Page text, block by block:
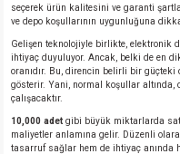
seçerek ürün kalitesini ve garanti
ve depo koşullarının uygunluğuna
Gelişen teknolojiyle birlikte, elektronik
ihtiyaç duyuluyor. Ancak, belki de en
oranıdır. Bu, direncin belirli bir
gösterir. Yani, normal koşullar
çalışacaktır.
10,000 adet gibi büyük miktarlarda
maliyetler anlamına gelir. Düzenli
tasarruf sağlar hem de ihtiyaç anında